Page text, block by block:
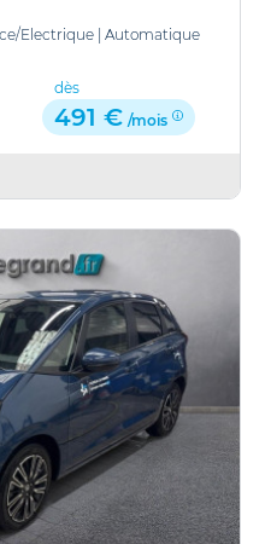
Electrique | Automatique
dès
491 € /mois